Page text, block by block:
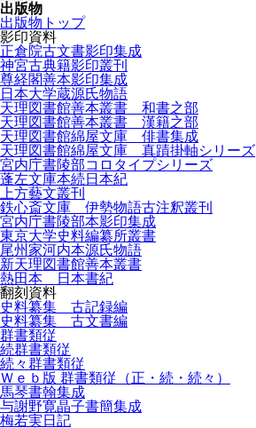
出版物
出版物トップ
影印資料
正倉院古文書影印集成
神宮古典籍影印叢刊
尊経閣善本影印集成
日本大学蔵源氏物語
天理図書館善本叢書 和書之部
天理図書館善本叢書 漢籍之部
天理図書館綿屋文庫 俳書集成
天理図書館綿屋文庫 真蹟掛軸シリーズ
宮内庁書陵部コロタイプシリーズ
蓬左文庫本続日本紀
上方藝文叢刊
鉄心斎文庫 伊勢物語古注釈叢刊
宮内庁書陵部本影印集成
東京大学史料編纂所叢書
尾州家河内本源氏物語
新天理図書館善本叢書
熱田本 日本書紀
翻刻資料
史料纂集 古記録編
史料纂集 古文書編
群書類従
続群書類従
続々群書類従
Ｗｅｂ版 群書類従（正・続・続々）
馬琴書翰集成
与謝野寛晶子書簡集成
梅若実日記